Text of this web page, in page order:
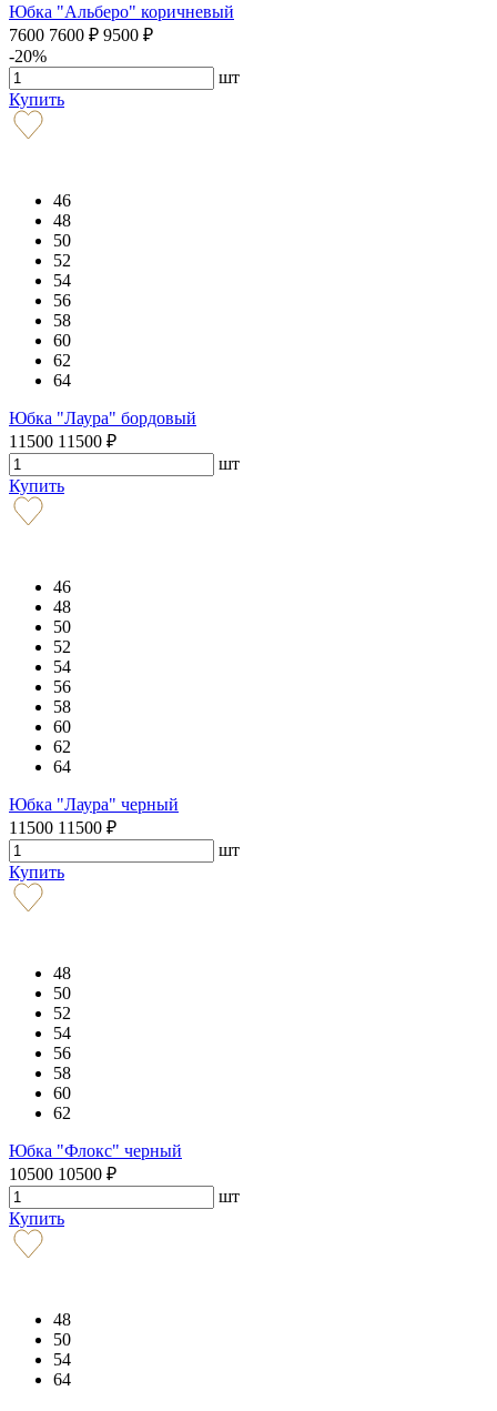
Юбка "Альберо" коричневый
7600 7600 ₽ 9500 ₽
-20%
шт
Купить
46
48
50
52
54
56
58
60
62
64
Юбка "Лаура" бордовый
11500 11500 ₽
шт
Купить
46
48
50
52
54
56
58
60
62
64
Юбка "Лаура" черный
11500 11500 ₽
шт
Купить
48
50
52
54
56
58
60
62
Юбка "Флокс" черный
10500 10500 ₽
шт
Купить
48
50
54
64